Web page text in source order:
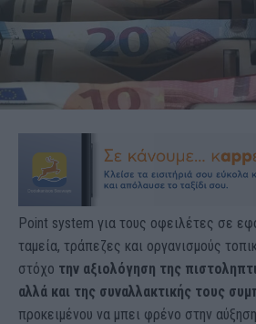
Point system για τους οφειλέτες σε
ταμεία, τράπεζες και οργανισμούς
στόχο την αξιολόγηση της
αλλά και της συναλλακτικής τους
προκειμένου να μπει φρένο στην